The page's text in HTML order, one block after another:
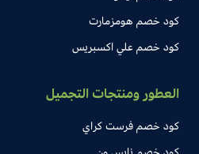
كود خصم هومزمارت
كود خصم علي اكسبريس
العطور ومنتجات التجميل
كود خصم فرست كراي